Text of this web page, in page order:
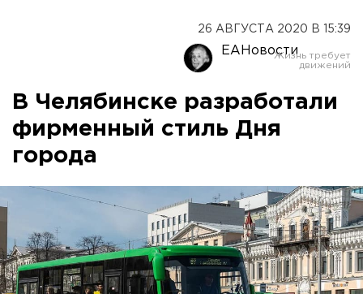
26 АВГУСТА 2020 В 15:39
ЕАНовости
В Челябинске разработали
фирменный стиль Дня
города